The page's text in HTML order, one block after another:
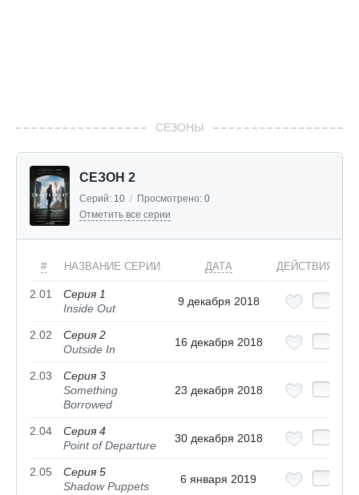
СЕЗОНЫ
СЕЗОН 2
Серий: 10 / Просмотрено: 0
Отметить все серии
# НАЗВАНИЕ СЕРИИ ДАТА ДЕЙСТВИЯ
2.01
Серия 1
Inside Out
9 декабря 2018
2.02
Серия 2
Outside In
16 декабря 2018
2.03
Серия 3
Something
Borrowed
23 декабря 2018
2.04
Серия 4
Point of Departure
30 декабря 2018
2.05
Серия 5
Shadow Puppets
6 января 2019